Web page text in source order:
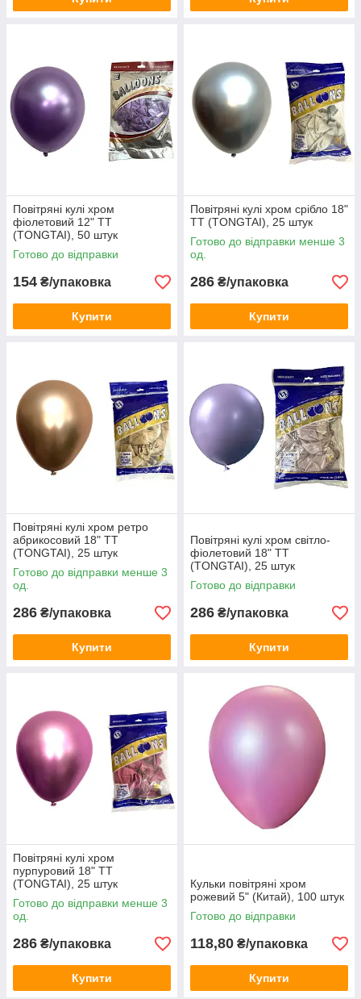
Повітряні кулі хром
фіолетовий 12" TT
(TONGTAI), 50 штук
Готово до відправки
154 ₴/упаковка
Купити
Повітряні кулі хром срібло 18"
TT (TONGTAI), 25 штук
Готово до відправки менше 3
од.
286 ₴/упаковка
Купити
Повітряні кулі хром ретро
абрикосовий 18" TT
(TONGTAI), 25 штук
Готово до відправки менше 3
од.
286 ₴/упаковка
Купити
Повітряні кулі хром світло-
фіолетовий 18" TT
(TONGTAI), 25 штук
Готово до відправки
286 ₴/упаковка
Купити
Повітряні кулі хром
пурпуровий 18" TT
(TONGTAI), 25 штук
Готово до відправки менше 3
од.
286 ₴/упаковка
Купити
Кульки повітряні хром
рожевий 5" (Китай), 100 штук
Готово до відправки
118,80 ₴/упаковка
Купити